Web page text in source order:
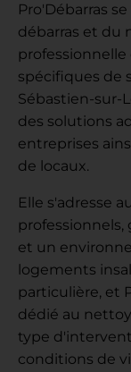
Pro'Débarras
débarras et du
spécifiques de
Sébastien-sur-
des solutions
entreprises
de locaux.
Elle s'adresse
et un
logements
particulière, et
dédié au
type
conditions de